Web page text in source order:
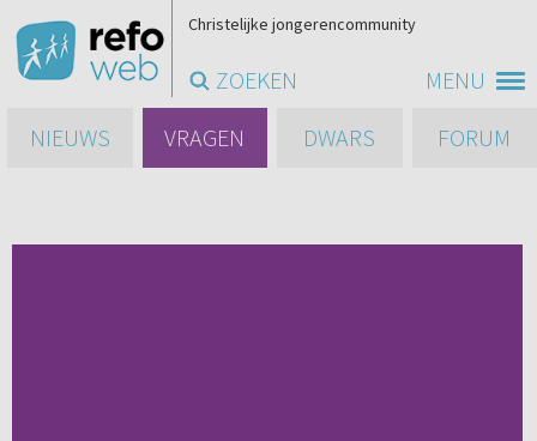
MENU
Christelijke jongerencommunity
ZOEKEN
NIEUWS
VRAGEN DWARS FORUM